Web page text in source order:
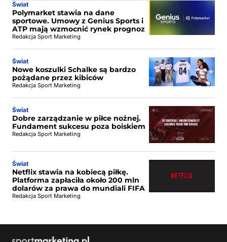
Świat
Polymarket stawia na dane
sportowe. Umowy z Genius Sports i
ATP mają wzmocnić rynek prognoz
Redakcja Sport Marketing
Świat
Nowe koszulki Schalke są bardzo
pożądane przez kibiców
Redakcja Sport Marketing
Świat
Dobre zarządzanie w piłce nożnej.
Fundament sukcesu poza boiskiem
Redakcja Sport Marketing
Świat
Netflix stawia na kobiecą piłkę.
Platforma zapłaciła około 200 mln
dolarów za prawa do mundiali FIFA
Redakcja Sport Marketing